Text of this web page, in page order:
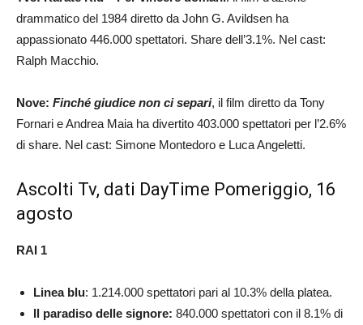
drammatico del 1984 diretto da John G. Avildsen ha
appassionato 446.000 spettatori. Share dell’3.1%. Nel cast:
Ralph Macchio.
Nove: Finché giudice non ci separi, il film diretto da Tony
Fornari e Andrea Maia ha divertito 403.000 spettatori per l’2.6%
di share. Nel cast: Simone Montedoro e Luca Angeletti.
Ascolti Tv, dati DayTime Pomeriggio, 16
agosto
RAI 1
Linea blu: 1.214.000 spettatori pari al 10.3% della platea.
Il paradiso delle signore: 840.000 spettatori con il 8.1% di